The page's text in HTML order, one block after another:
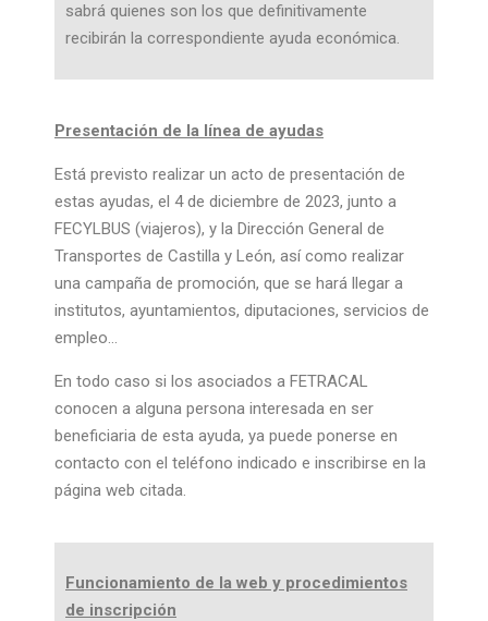
sabrá quienes son los que definitivamente
recibirán la correspondiente ayuda económica.
Presentación de la línea de ayudas
Está previsto realizar un acto de presentación de
estas ayudas, el 4 de diciembre de 2023, junto a
FECYLBUS (viajeros), y la Dirección General de
Transportes de Castilla y León, así como realizar
una campaña de promoción, que se hará llegar a
institutos, ayuntamientos, diputaciones, servicios de
empleo…
En todo caso si los asociados a FETRACAL
conocen a alguna persona interesada en ser
beneficiaria de esta ayuda, ya puede ponerse en
contacto con el teléfono indicado e inscribirse en la
página web citada.
Funcionamiento de la web y procedimientos
de inscripción